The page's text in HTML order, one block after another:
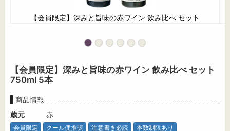
【会員限定】深みと旨味の赤ワイン 飲み比べ セット
【会員限定】深みと旨味の赤ワイン 飲み比べ セット
750ml 5本
商品情報
蔵元
赤
会員限定 クール便推奨 注意書き必読
本数制限あり